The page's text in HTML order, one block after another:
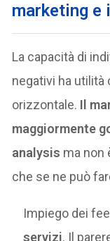
marketing
La capacità di
negativi ha utilità
orizzontale. Il
maggiormente
analysis ma non
che se ne può
Impiego dei
servizi. Il